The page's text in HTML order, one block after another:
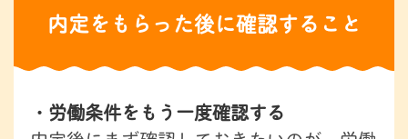
内定をもらった後に確認すること
・労働条件をもう一度確認する